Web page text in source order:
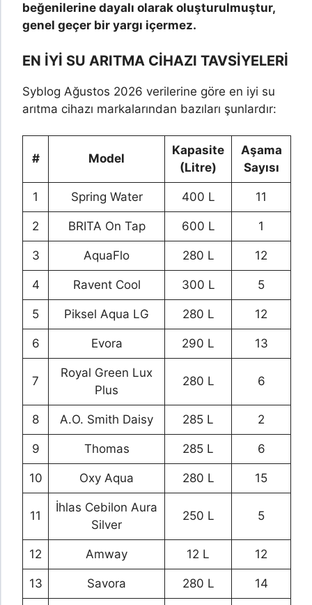
beğenilerine dayalı olarak oluşturulmuştur,
genel geçer bir yargı içermez.
EN İYİ SU ARITMA CİHAZI TAVSİYELERİ
Syblog Ağustos 2026 verilerine göre en iyi su
arıtma cihazı markalarından bazıları şunlardır:
# Model
Kapasite
(Litre)
Aşama
Sayısı
1 Spring Water 400 L 11
2 BRITA On Tap 600 L 1
3 AquaFlo 280 L 12
4 Ravent Cool 300 L 5
5 Piksel Aqua LG 280 L 12
6 Evora 290 L 13
7
Royal Green Lux
Plus
280 L 6
8 A.O. Smith Daisy 285 L 2
9 Thomas 285 L 6
10 Oxy Aqua 280 L 15
11
İhlas Cebilon Aura
Silver
250 L 5
12 Amway 12 L 12
13 Savora 280 L 14